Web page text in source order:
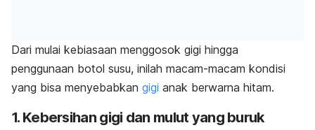
Dari mulai kebiasaan menggosok gigi hingga
penggunaan botol susu, inilah macam-macam kondisi
yang bisa menyebabkan gigi anak berwarna hitam.
1. Kebersihan gigi dan mulut yang buruk